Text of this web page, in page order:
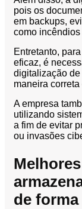
pois os
em backups,
como
Entretanto,
eficaz, é
digitalização
maneira
A empresa
utilizando
a fim de evitar
ou invasões
de